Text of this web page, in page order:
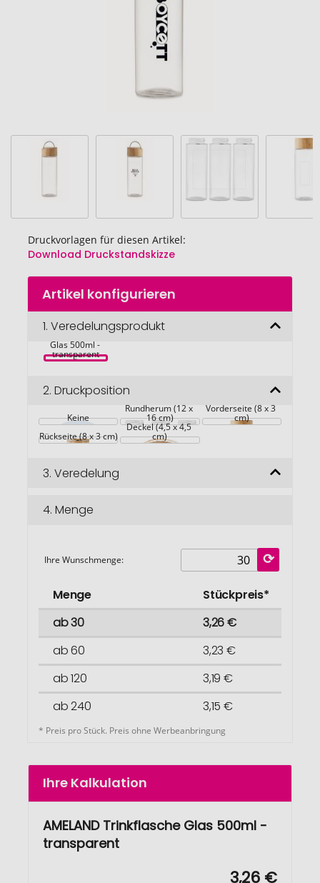
Druckvorlagen für diesen Artikel:
Download Druckstandskizze
Zum
Anfang
Bildgalerie
springen
Artikel konfigurieren
1. Veredelungsprodukt
AMELAND
Glas 500ml -
transparent
2. Druckposition
Keine
Rundherum (12 x
16 cm)
Vorderseite (8 x 3
cm)
Rückseite (8 x 3 cm)
Deckel (4,5 x 4,5
cm)
3. Veredelung
4. Menge
Ihre Wunschmenge:
Menge
Stückpreis*
ab 30
3,26 €
ab 60
3,23 €
ab 120
3,19 €
ab 240
3,15 €
* Preis pro Stück. Preis ohne Werbeanbringung
Ihre Kalkulation
AMELAND Trinkflasche Glas 500ml -
transparent
3,26 €